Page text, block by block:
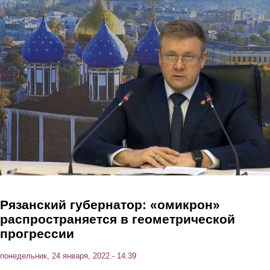
Перейти к основному содержанию
Рязанский губернатор: «омикрон»
распространяется в геометрической
прогрессии
понедельник, 24 января, 2022 - 14:39